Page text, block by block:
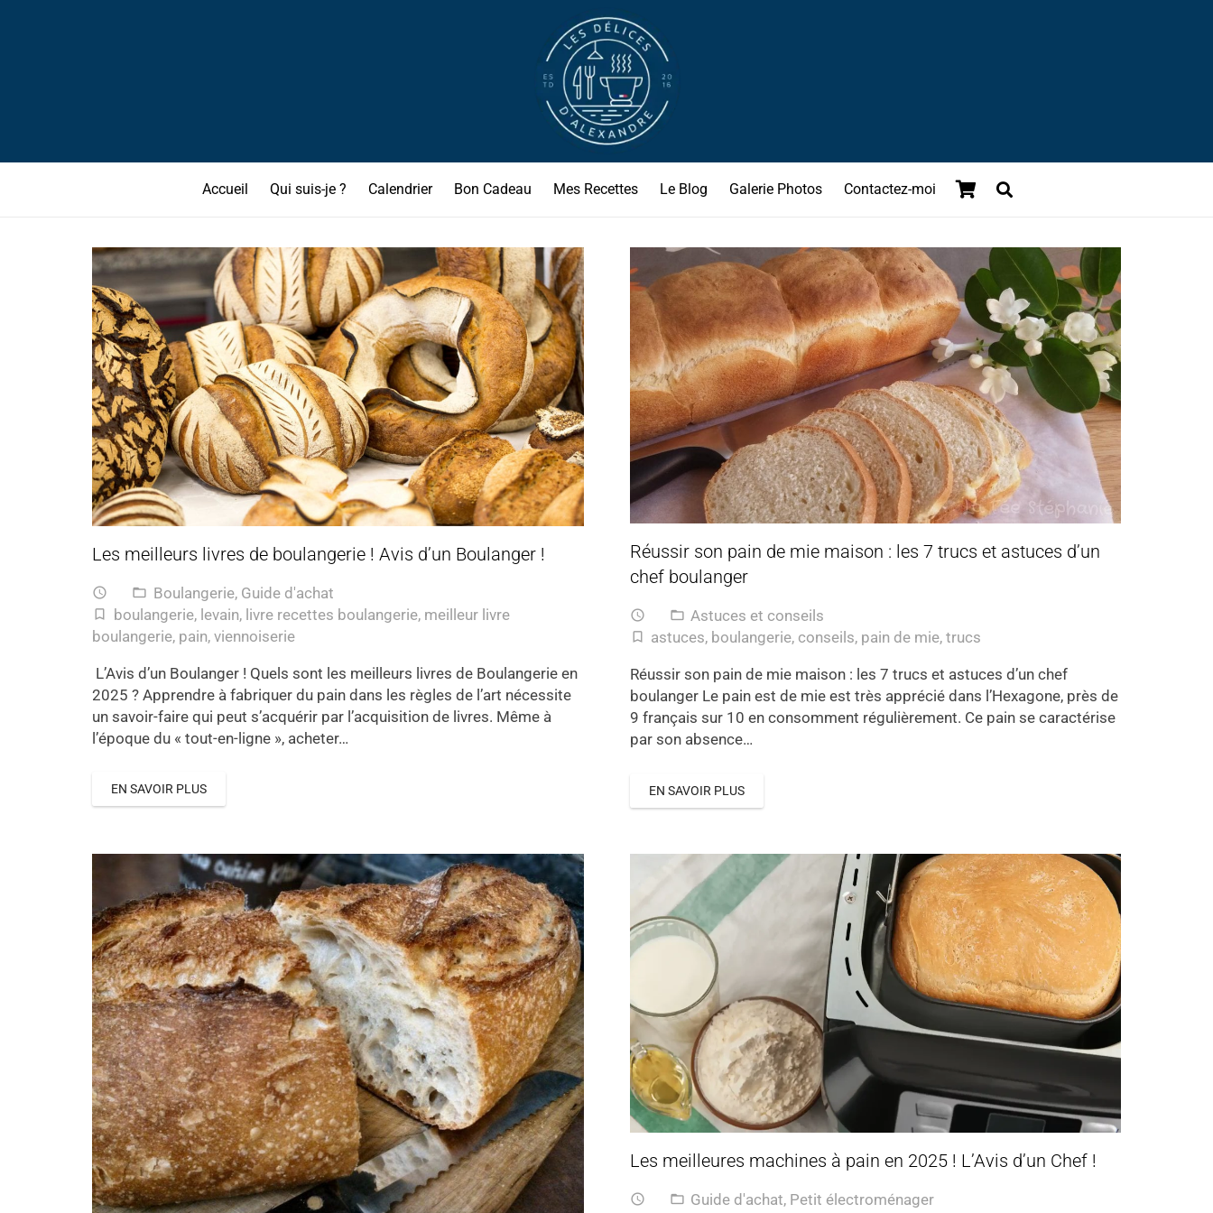
Accueil Qui suis-je ? Calendrier Bon Cadeau Mes Recettes Le Blog Galerie Photos Contactez-moi
Les meilleurs livres de boulangerie ! Avis d’un Boulanger !
access_time folder_open Boulangerie, Guide d'achat
turned_in_not boulangerie, levain, livre recettes boulangerie, meilleur livre
boulangerie, pain, viennoiserie
L’Avis d’un Boulanger ! Quels sont les meilleurs livres de Boulangerie en
2025 ? Apprendre à fabriquer du pain dans les règles de l’art nécessite
un savoir-faire qui peut s’acquérir par l’acquisition de livres. Même à
l’époque du « tout-en-ligne », acheter…
EN SAVOIR PLUS
Réussir son pain de mie maison : les 7 trucs et astuces d’un
chef boulanger
access_time folder_open Astuces et conseils
turned_in_not astuces, boulangerie, conseils, pain de mie,trucs
Réussir son pain de mie maison : les 7 trucs et astuces d’un chef
boulanger Le pain est de mie est très apprécié dans l’Hexagone, près de
9 français sur 10 en consomment régulièrement. Ce pain se caractérise
par son absence…
EN SAVOIR PLUS
Les meilleures machines à pain en 2025 ! L’Avis d’un Chef !
access_time folder_open Guide d'achat, Petit électroménager